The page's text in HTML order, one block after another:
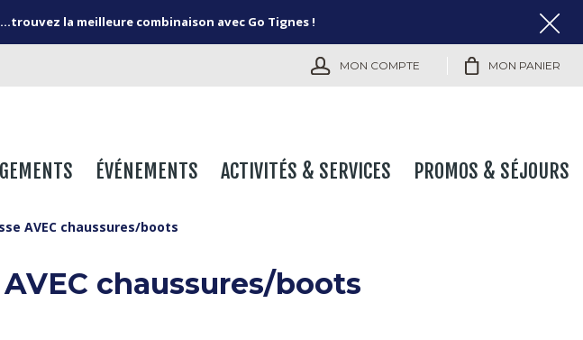
la meilleure combinaison avec Go Tignes !
MON COMPTE MON PANIER
ÉVÉNEMENTS ACTIVITÉS & SERVICES PROMOS & SÉJOURS
AVEC chaussures/boots
chaussures/boots